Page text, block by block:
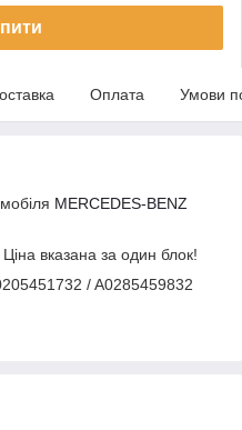
Оплата Умови
MERCEDES-BENZ
Ціна вказана за один блок!
/ A0285459832